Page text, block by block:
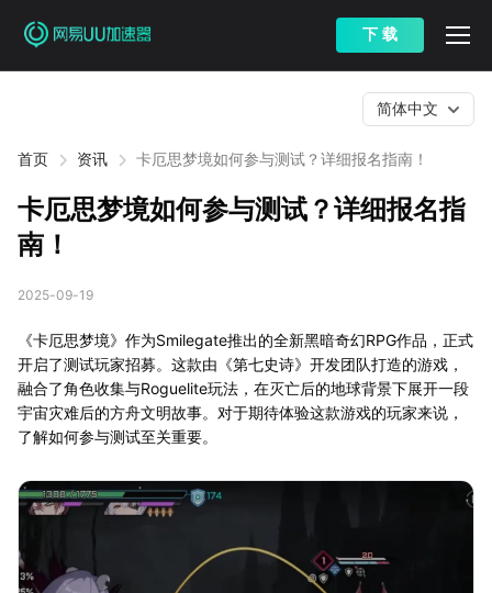
下 载
首页 资讯 卡厄思梦境如何参与测试？详细报名指南！
简体中文
卡厄思梦境如何参与测试？详细报名指
南！
2025-09-19
《卡厄思梦境》作为Smilegate推出的全新黑暗奇幻RPG作品，正式
开启了测试玩家招募。这款由《第七史诗》开发团队打造的游戏，
融合了角色收集与Roguelite玩法，在灭亡后的地球背景下展开一段
宇宙灾难后的方舟文明故事。对于期待体验这款游戏的玩家来说，
了解如何参与测试至关重要。